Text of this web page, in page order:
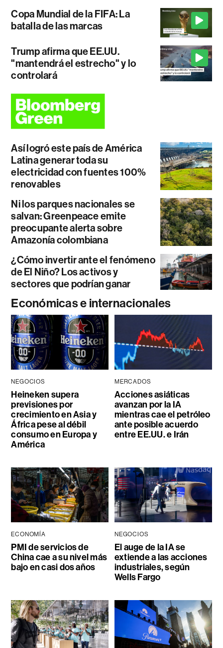
Copa Mundial de la FIFA: La
batalla de las marcas
Trump afirma que EE.UU.
"mantendrá el estrecho" y lo
controlará
Así logró este país de América
Latina generar toda su
electricidad con fuentes 100%
renovables
Ni los parques nacionales se
salvan: Greenpeace emite
preocupante alerta sobre
Amazonía colombiana
¿Cómo invertir ante el fenómeno
de El Niño? Los activos y
sectores que podrían ganar
Económicas e internacionales
NEGOCIOS
Heineken supera
previsiones por
crecimiento en Asia y
África pese al débil
consumo en Europa y
América
MERCADOS
Acciones asiáticas
avanzan por la IA
mientras cae el petróleo
ante posible acuerdo
entre EE.UU. e Irán
ECONOMÍA
PMI de servicios de
China cae a su nivel más
bajo en casi dos años
NEGOCIOS
El auge de la IA se
extiende a las acciones
industriales, según
Wells Fargo